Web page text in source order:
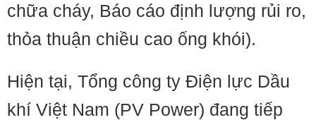
chữa cháy, Báo cáo định lượng rủi ro,
thỏa thuận chiều cao ống khói).
Hiện tại, Tổng công ty Điện lực Dầu
khí Việt Nam (PV Power) đang tiếp